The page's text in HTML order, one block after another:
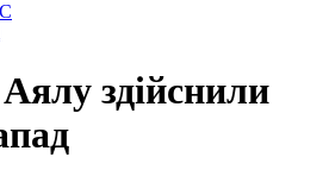
здійснили